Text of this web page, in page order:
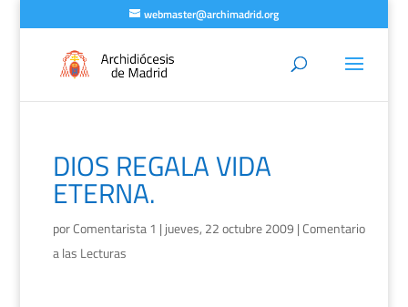
webmaster@archimadrid.org
DIOS REGALA VIDA
ETERNA.
porComentarista 1 | jueves, 22 octubre 2009 |Comentario
a las Lecturas